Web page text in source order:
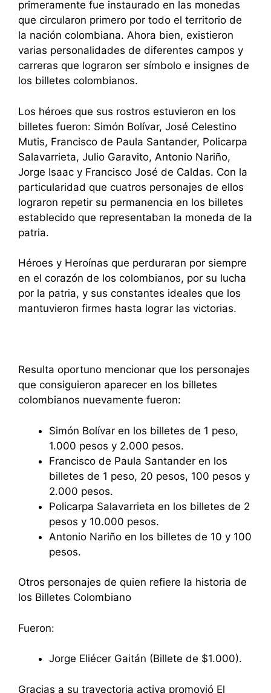
primeramente fue instaurado en las monedas
que circularon primero por todo el territorio de
la nación colombiana. Ahora bien, existieron
varias personalidades de diferentes campos y
carreras que lograron ser símbolo e insignes de
los billetes colombianos.
Los héroes que sus rostros estuvieron en los
billetes fueron: Simón Bolívar, José Celestino
Mutis, Francisco de Paula Santander, Policarpa
Salavarrieta, Julio Garavito, Antonio Nariño,
Jorge Isaac y Francisco José de Caldas. Con la
particularidad que cuatros personajes de ellos
lograron repetir su permanencia en los billetes
establecido que representaban la moneda de la
patria.
Héroes y Heroínas que perduraran por siempre
en el corazón de los colombianos, por su lucha
por la patria, y sus constantes ideales que los
mantuvieron firmes hasta lograr las victorias.
Resulta oportuno mencionar que los personajes
que consiguieron aparecer en los billetes
colombianos nuevamente fueron:
Simón Bolívar en los billetes de 1 peso,
1.000 pesos y 2.000 pesos.
Francisco de Paula Santander en los
billetes de 1 peso, 20 pesos, 100 pesos y
2.000 pesos.
Policarpa Salavarrieta en los billetes de 2
pesos y 10.000 pesos.
Antonio Nariño en los billetes de 10 y 100
pesos.
Otros personajes de quien refiere la historia de
los Billetes Colombiano
Fueron:
Jorge Eliécer Gaitán (Billete de $1.000).
Gracias a su trayectoria activa promovió El